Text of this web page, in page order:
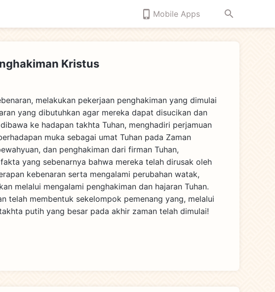
Mobile Apps
Kristus
melakukan pekerjaan penghakiman yang dimulai
yang dibutuhkan agar mereka dapat disucikan dan
ke hadapan takhta Tuhan, menghadiri perjamuan
muka sebagai umat Tuhan pada Zaman
dan penghakiman dari firman Tuhan,
yang sebenarnya bahwa mereka telah dirusak oleh
kebenaran serta mengalami perubahan watak,
melalui mengalami penghakiman dan hajaran Tuhan.
telah membentuk sekelompok pemenang yang, melalui
putih yang besar pada akhir zaman telah dimulai!